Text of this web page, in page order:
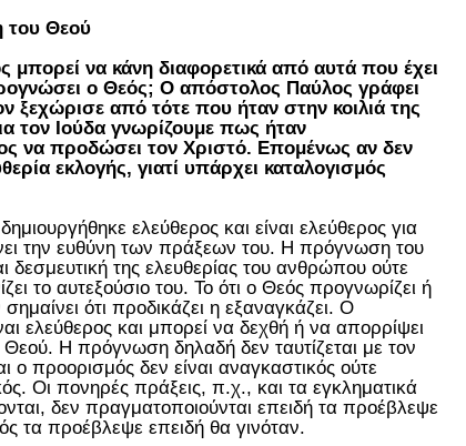
Θεού
να κάνη διαφορετικά από αυτά που έχει
ο Θεός; Ο απόστολος Παύλος γράφει
ξεχώρισε από τότε που ήταν στην κοιλιά της
τον Ιούδα γνωρίζουμε πως ήταν
να προδώσει τον Χριστό. Επομένως αν δεν
εκλογής, γιατί υπάρχει καταλογισμός
ελεύθερος και είναι ελεύθερος για
την ευθύνη των πράξεων του. Η πρόγνωση του
δεσμευτική της ελευθερίας του ανθρώπου ούτε
το αυτεξούσιο του. Το ότι ο Θεός προγνωρίζει ή
σημαίνει ότι προδικάζει η εξαναγκάζει. Ο
ελεύθερος και μπορεί να δεχθή ή να απορρίψει
Θεού. Η πρόγνωση δηλαδή δεν ταυτίζεται με τον
ο προορισμός δεν είναι αναγκαστικός ούτε
Οι πονηρές πράξεις, π.χ., και τα εγκληματικά
δεν πραγματοποιούνται επειδή τα προέβλεψε
τα προέβλεψε επειδή θα γινόταν.